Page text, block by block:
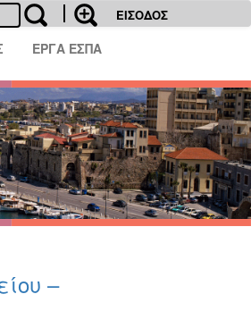
ΕΙΣΟΔΟΣ
ΕΡΓΑ ΕΣΠΑ
–